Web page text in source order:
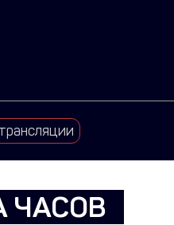
ЧАСОВ